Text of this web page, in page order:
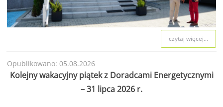
czytaj więcej...
Opublikowano: 05.08.2026
Kolejny wakacyjny piątek z Doradcami Energetycznymi
– 31 lipca 2026 r.